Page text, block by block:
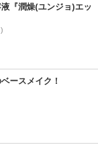
『潤燥(ユンジョ)エッ
ースメイク！